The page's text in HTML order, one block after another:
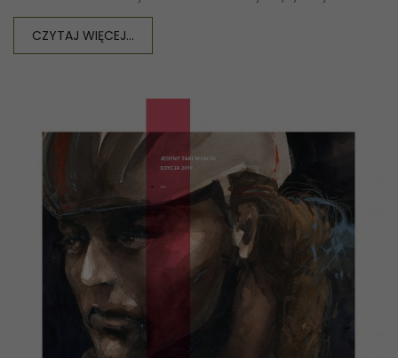
CZYTAJ WIĘCEJ...